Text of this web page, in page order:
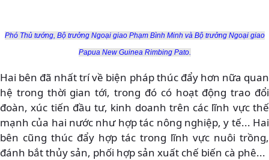
Phó Thủ tướng, Bộ trưởng Ngoại giao Phạm Bình Minh và Bộ trưởng Ngoại giao
Papua New Guinea Rimbing Pato.
Hai bên đã nhất trí về biện pháp thúc đẩy hơn nữa quan
hệ trong thời gian tới, trong đó có hoạt động trao đổi
đoàn, xúc tiến đầu tư, kinh doanh trên các lĩnh vực thế
mạnh của hai nước như hợp tác nông nghiệp, y tế... Hai
bên cũng thúc đẩy hợp tác trong lĩnh vực nuôi trồng,
đánh bắt thủy sản, phối hợp sản xuất chế biến cà phê...